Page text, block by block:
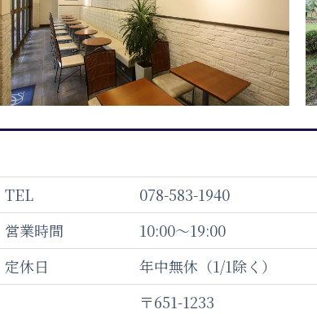
TEL
078-583-1940
営業時間
10:00〜19:00
定休日
年中無休（1/1除く）
〒651-1233